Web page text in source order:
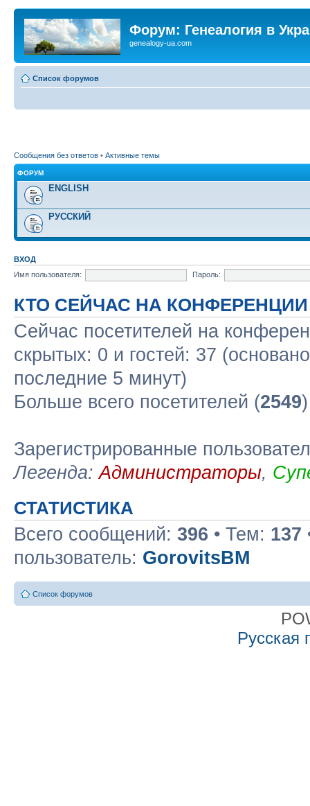
Форум: Генеалогия в
genealogy-ua.com
Список форумов
Сообщения без ответов • Активные темы
ФОРУМ
ENGLISH
РУССКИЙ
ВХОД
Имя пользователя:
Пароль:
КТО СЕЙЧАС НА КОНФЕРЕНЦИИ
Сейчас посетителей на
скрытых: 0 и гостей: 37
последние 5 минут)
Больше всего посетителей (2549
Зарегистрированные
Легенда:Администраторы,
СТАТИСТИКА
Всего сообщений: 396 • Тем: 137
пользователь: GorovitsBM
Список форумов
Русская